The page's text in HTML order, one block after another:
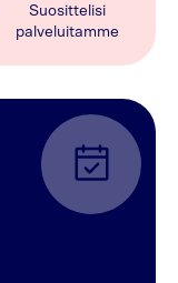
Suosittelisi
palveluitamme